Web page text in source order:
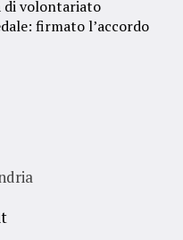
di volontariato
firmato l’accordo